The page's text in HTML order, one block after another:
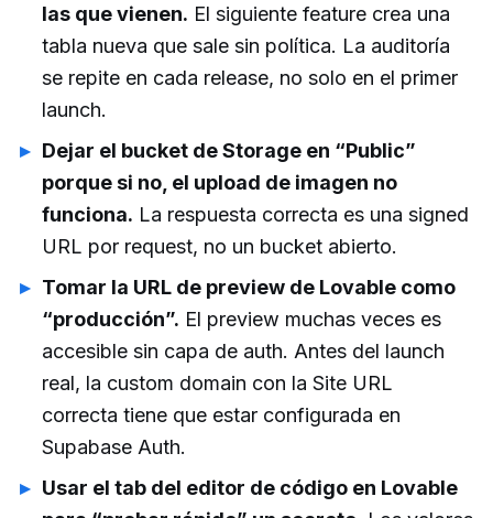
las que vienen. El siguiente feature crea una
tabla nueva que sale sin política. La auditoría
se repite en cada release, no solo en el primer
launch.
Dejar el bucket de Storage en “Public”
porque si no, el upload de imagen no
funciona. La respuesta correcta es una signed
URL por request, no un bucket abierto.
Tomar la URL de preview de Lovable como
“producción”. El preview muchas veces es
accesible sin capa de auth. Antes del launch
real, la custom domain con la Site URL
correcta tiene que estar configurada en
Supabase Auth.
Usar el tab del editor de código en Lovable